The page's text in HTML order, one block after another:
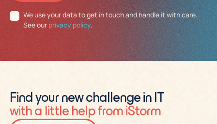
We use your data to get in touch and handle it with care.
See our privacy policy.
Find your new challenge in IT
with a little help from iStorm